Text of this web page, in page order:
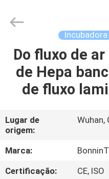
CASA
PRODUTOS
VÍDEOS
SOBRE
NÓS
fornecedor.
Bonnin
Do fluxo de
de Hepa
de fluxo
Lugar de
origem:
Wuhan,
Marca:
Certificação:
CE, ISO